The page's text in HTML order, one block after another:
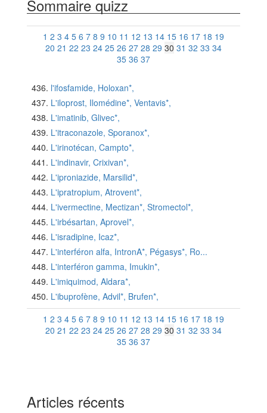
Sommaire quizz
1 2 3 4 5 6 7 8 9 10 11 12 13 14 15 16 17 18 19
20 21 22 23 24 25 26 27 28 29 30 31 32 33 34
35 36 37
l'ifosfamide, Holoxan*,
L'iloprost, Ilomédine*, Ventavis*,
L'imatinib, Glivec*,
L'itraconazole, Sporanox*,
L'irinotécan, Campto*,
L'indinavir, Crixivan*,
L'iproniazide, Marsilid*,
L'ipratropium, Atrovent*,
L'ivermectine, Mectizan*, Stromectol*,
L'irbésartan, Aprovel*,
L'isradipine, Icaz*,
L'interféron alfa, IntronA*, Pégasys*, Ro...
L'interféron gamma, Imukin*,
L'imiquimod, Aldara*,
L'ibuprofène, Advil*, Brufen*,
1 2 3 4 5 6 7 8 9 10 11 12 13 14 15 16 17 18 19
20 21 22 23 24 25 26 27 28 29 30 31 32 33 34
35 36 37
Articles récents